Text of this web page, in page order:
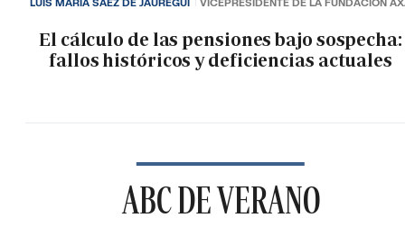
El cálculo de las pensiones bajo sospecha:
fallos históricos y deficiencias actuales
ABC DE VERANO